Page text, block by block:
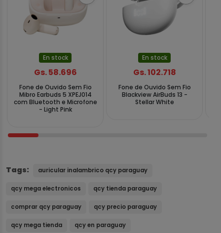
En stock
Gs. 58.696
Fone de Ouvido Sem Fio
Mibro Earbuds 5 XPEJ014
com Bluetooth e Microfone
- Light Pink
En stock
Gs. 102.718
Fone de Ouvido Sem Fio
Blackview AirBuds 13 -
Stellar White
Tags: auricular inalambrico qcy paraguay
qcy mega electronicos qcy tienda paraguay
comprar qcy paraguay qcy precio paraguay
qcy mega tienda qcy en paraguay